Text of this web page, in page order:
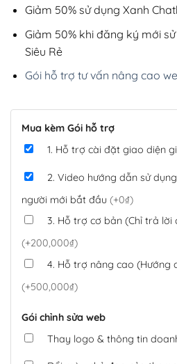
Giảm 50% sử dụng Xanh
Giảm 50% khi đăng ký mới
Siêu Rẻ
Gói hỗ trợ tư vấn nâng cao
Mua kèm Gói hỗ trợ
1. Hỗ trợ cài đặt giao diện
2. Video hướng dẫn sử
người mới bắt đầu (+0₫)
3. Hỗ trợ cơ bản (Chỉ trả lời
(+200,000₫)
4. Hỗ trợ nâng cao (Hướng
(+500,000₫)
Gói chỉnh sửa web
Thay logo & thông tin